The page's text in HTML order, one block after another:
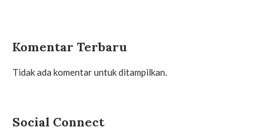
Komentar Terbaru
Tidak ada komentar untuk ditampilkan.
Social Connect